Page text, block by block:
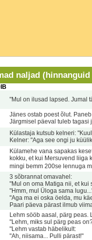
naljad
"Mul on ilusad lapsed. Jumal
Jänes ostab poest õlut.
Järgmisel päeval tuleb tagasi
Külastaja kutsub kelneri:
Kelner: "Aga see ongi ju
Külamehe vana sapakas
kokku, et kui Mersuvend liiga
mingi bemm 200se lennuga
3 sõbrannat omavahel:
"Mul on oma Matiga nii, et kui
"Hmm, mul Üloga sama
"Aga ma ei oska öelda, mu
Paari päeva pärast ilmub
Lehm sööb aasal, pärg peas.
"Lehm, miks sul pärg peas
"Lehm vastab häbelikult:
"Ah, niisama... Pulli pärast!"